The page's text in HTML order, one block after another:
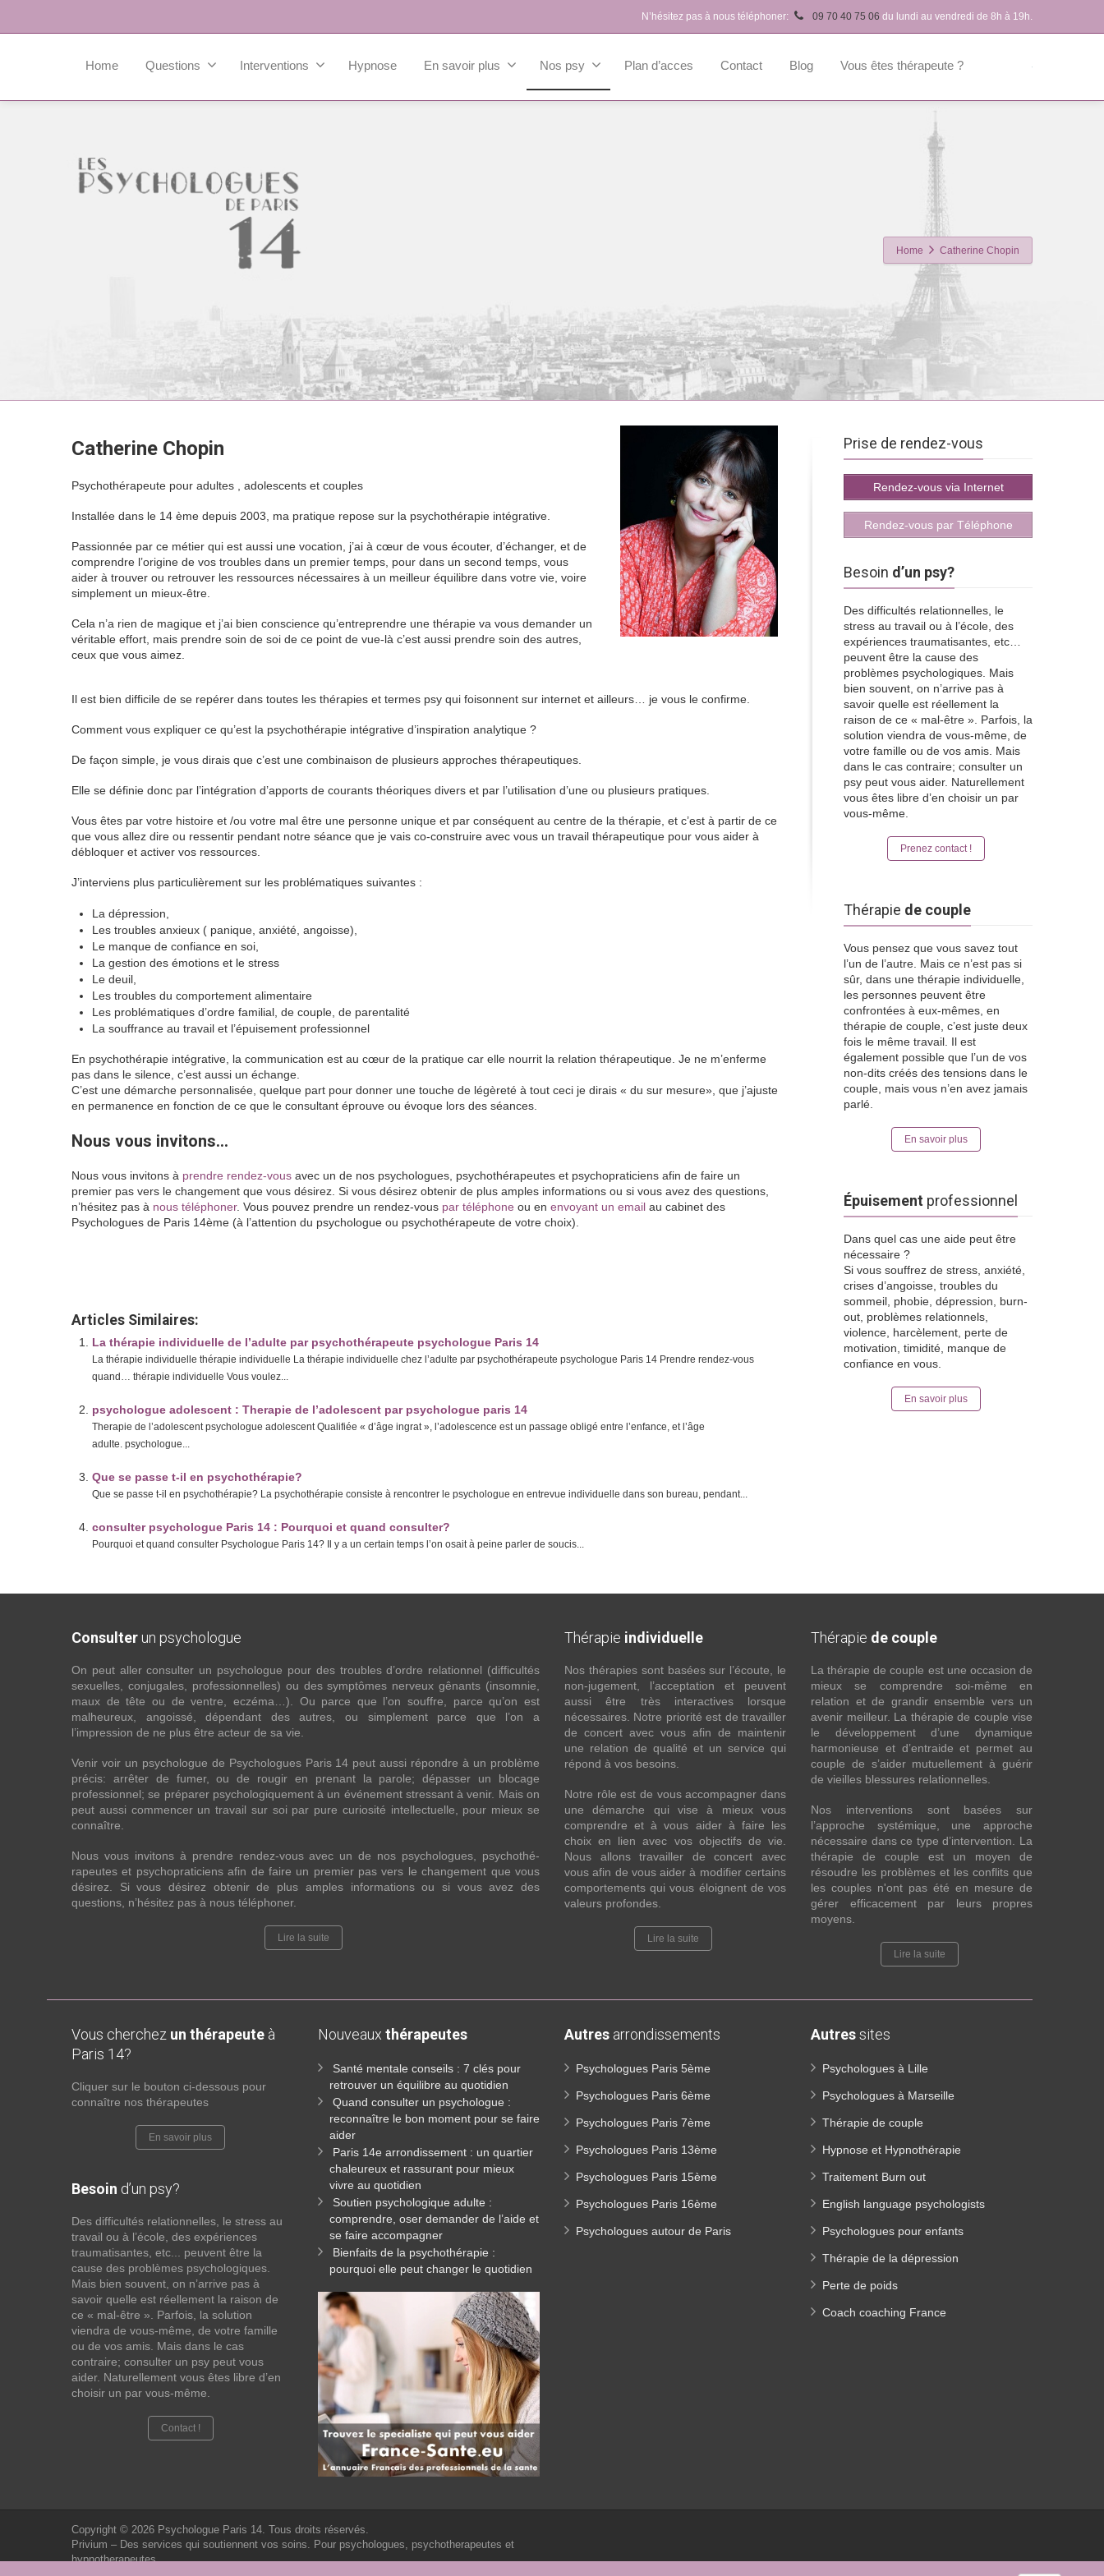
N’hésitez pas à nous téléphoner: 09 70 40 75 06 du lundi au vendredi de 8h à 19h.
Home Questions Interventions Hypnose En savoir plus Nos psy Plan d’acces Contact Blog Vous êtes thérapeute ?
Home Catherine Chopin
Catherine Chopin
Psychothérapeute pour adultes , adolescents et couples
Installée dans le 14 ème depuis 2003, ma pratique repose sur la psychothérapie intégrative.
Passionnée par ce métier qui est aussi une vocation, j’ai à cœur de vous écouter, d’échanger, et de
comprendre l’origine de vos troubles dans un premier temps, pour dans un second temps, vous
aider à trouver ou retrouver les ressources nécessaires à un meilleur équilibre dans votre vie, voire
simplement un mieux-être.
Cela n’a rien de magique et j’ai bien conscience qu’entreprendre une thérapie va vous demander un
véritable effort, mais prendre soin de soi de ce point de vue-là c’est aussi prendre soin des autres,
ceux que vous aimez.
Il est bien difficile de se repérer dans toutes les thérapies et termes psy qui foisonnent sur internet et ailleurs… je vous le confirme.
Comment vous expliquer ce qu’est la psychothérapie intégrative d’inspiration analytique ?
De façon simple, je vous dirais que c’est une combinaison de plusieurs approches thérapeutiques.
Elle se définie donc par l’intégration d’apports de courants théoriques divers et par l’utilisation d’une ou plusieurs pratiques.
Vous êtes par votre histoire et /ou votre mal être une personne unique et par conséquent au centre de la thérapie, et c’est à partir de ce
que vous allez dire ou ressentir pendant notre séance que je vais co-construire avec vous un travail thérapeutique pour vous aider à
débloquer et activer vos ressources.
J’interviens plus particulièrement sur les problématiques suivantes :
La dépression,
Les troubles anxieux ( panique, anxiété, angoisse),
Le manque de confiance en soi,
La gestion des émotions et le stress
Le deuil,
Les troubles du comportement alimentaire
Les problématiques d’ordre familial, de couple, de parentalité
La souffrance au travail et l’épuisement professionnel
En psychothérapie intégrative, la communication est au cœur de la pratique car elle nourrit la relation thérapeutique. Je ne m’enferme
pas dans le silence, c’est aussi un échange.
C’est une démarche personnalisée, quelque part pour donner une touche de légèreté à tout ceci je dirais « du sur mesure», que j’ajuste
en permanence en fonction de ce que le consultant éprouve ou évoque lors des séances.
Nous vous invitons…
Nous vous invitons à prendre rendez-vous avec un de nos psychologues, psychothérapeutes et psychopraticiens afin de faire un
premier pas vers le changement que vous désirez. Si vous désirez obtenir de plus amples informations ou si vous avez des questions,
n’hésitez pas à nous téléphoner. Vous pouvez prendre un rendez-vous par téléphone ou en envoyant un email au cabinet des
Psychologues de Paris 14ème (à l’attention du psychologue ou psychothérapeute de votre choix).
Articles Similaires:
La thérapie individuelle de l’adulte par psychothérapeute psychologue Paris 14
La thérapie individuelle thérapie individuelle La thérapie individuelle chez l’adulte par psychothérapeute psychologue Paris 14 Prendre rendez-vous
quand… thérapie individuelle Vous voulez...
psychologue adolescent : Therapie de l’adolescent par psychologue paris 14
Therapie de l’adolescent psychologue adolescent Qualifiée « d’âge ingrat », l’adolescence est un passage obligé entre l’enfance, et l’âge
adulte. psychologue...
Que se passe t-il en psychothérapie?
Que se passe t-il en psychothérapie? La psychothérapie consiste à rencontrer le psychologue en entrevue individuelle dans son bureau, pendant...
consulter psychologue Paris 14 : Pourquoi et quand consulter?
Pourquoi et quand consulter Psychologue Paris 14? Il y a un certain temps l’on osait à peine parler de soucis...
Prise de rendez-vous
Rendez-vous via Internet
Rendez-vous par Téléphone
Besoin d’un psy?
Des difficultés relationnelles, le
stress au travail ou à l’école, des
expériences traumatisantes, etc…
peuvent être la cause des
problèmes psychologiques. Mais
bien souvent, on n’arrive pas à
savoir quelle est réellement la
raison de ce « mal-être ». Parfois, la
solution viendra de vous-même, de
votre famille ou de vos amis. Mais
dans le cas contraire; consulter un
psy peut vous aider. Naturellement
vous êtes libre d’en choisir un par
vous-même.
Prenez contact !
Thérapie de couple
Vous pensez que vous savez tout
l’un de l’autre. Mais ce n’est pas si
sûr, dans une thérapie individuelle,
les personnes peuvent être
confrontées à eux-mêmes, en
thérapie de couple, c’est juste deux
fois le même travail. Il est
également possible que l’un de vos
non-dits créés des tensions dans le
couple, mais vous n’en avez jamais
parlé.
En savoir plus
Épuisement professionnel
Dans quel cas une aide peut être
nécessaire ?
Si vous souffrez de stress, anxiété,
crises d’angoisse, troubles du
sommeil, phobie, dépression, burn-
out, problèmes relationnels,
violence, harcèlement, perte de
motivation, timidité, manque de
confiance en vous.
En savoir plus
Consulter un psychologue
On peut aller consulter un psychologue pour des troubles d’ordre relationnel (difficultés
sexuelles, conjugales, professionnelles) ou des symptômes nerveux gênants (insomnie,
maux de tête ou de ventre, eczéma…). Ou parce que l’on souffre, parce qu’on est
malheureux, angoissé, dépendant des autres, ou simplement parce que l’on a
l’impression de ne plus être acteur de sa vie.
Venir voir un psychologue de Psychologues Paris 14 peut aussi répondre à un problème
précis: arrêter de fumer, ou de rougir en prenant la parole; dépasser un blocage
professionnel; se préparer psychologiquement à un événement stressant à venir. Mais on
peut aussi commencer un travail sur soi par pure curiosité intellectuelle, pour mieux se
connaître.
Nous vous invitons à prendre rendez-vous avec un de nos psychologues, psychothé-
rapeutes et psychopraticiens afin de faire un premier pas vers le changement que vous
désirez. Si vous désirez obtenir de plus amples informations ou si vous avez des
questions, n’hésitez pas à nous téléphoner.
Lire la suite
Thérapie individuelle
Nos thérapies sont basées sur l’écoute, le
non-jugement, l’acceptation et peuvent
aussi être très interactives lorsque
nécessaires. Notre priorité est de travailler
de concert avec vous afin de maintenir
une relation de qualité et un service qui
répond à vos besoins.
Notre rôle est de vous accompagner dans
une démarche qui vise à mieux vous
comprendre et à vous aider à faire les
choix en lien avec vos objectifs de vie.
Nous allons travailler de concert avec
vous afin de vous aider à modifier certains
comportements qui vous éloignent de vos
valeurs profondes.
Lire la suite
Thérapie de couple
La thérapie de couple est une occasion de
mieux se comprendre soi-même en
relation et de grandir ensemble vers un
avenir meilleur. La thérapie de couple vise
le développement d’une dynamique
harmonieuse et d’entraide et permet au
couple de s’aider mutuellement à guérir
de vieilles blessures relationnelles.
Nos interventions sont basées sur
l’approche systémique, une approche
nécessaire dans ce type d’intervention. La
thérapie de couple est un moyen de
résoudre les problèmes et les conflits que
les couples n'ont pas été en mesure de
gérer efficacement par leurs propres
moyens.
Lire la suite
Vous cherchez un thérapeute à
Paris 14?
Cliquer sur le bouton ci-dessous pour
connaître nos thérapeutes
En savoir plus
Besoin d’un psy?
Des difficultés relationnelles, le stress au
travail ou à l’école, des expériences
traumatisantes, etc... peuvent être la
cause des problèmes psychologiques.
Mais bien souvent, on n’arrive pas à
savoir quelle est réellement la raison de
ce « mal-être ». Parfois, la solution
viendra de vous-même, de votre famille
ou de vos amis. Mais dans le cas
contraire; consulter un psy peut vous
aider. Naturellement vous êtes libre d’en
choisir un par vous-même.
Contact !
Nouveaux thérapeutes
Santé mentale conseils : 7 clés pour
retrouver un équilibre au quotidien
Quand consulter un psychologue :
reconnaître le bon moment pour se faire
aider
Paris 14e arrondissement : un quartier
chaleureux et rassurant pour mieux
vivre au quotidien
Soutien psychologique adulte :
comprendre, oser demander de l’aide et
se faire accompagner
Bienfaits de la psychothérapie :
pourquoi elle peut changer le quotidien
Autres arrondissements
Psychologues Paris 5ème
Psychologues Paris 6ème
Psychologues Paris 7ème
Psychologues Paris 13ème
Psychologues Paris 15ème
Psychologues Paris 16ème
Psychologues autour de Paris
Autressites
Psychologues à Lille
Psychologues à Marseille
Thérapie de couple
Hypnose et Hypnothérapie
Traitement Burn out
English language psychologists
Psychologues pour enfants
Thérapie de la dépression
Perte de poids
Coach coaching France
Copyright © 2026 Psychologue Paris 14. Tous droits réservés.
Privium – Des services qui soutiennent vos soins. Pour psychologues, psychotherapeutes et
hypnotherapeutes.